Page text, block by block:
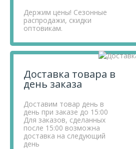
Держим цены! Сезонные
распродажи, скидки
оптовикам.
Доставка товара в
день заказа
Доставим товар день в
день при заказе до 15:00
Для заказов, сделанных
после 15:00 возможна
доставка на следующий
день